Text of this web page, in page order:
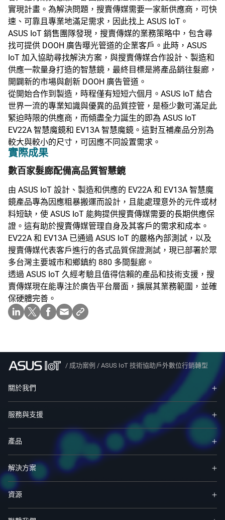
實現計畫。為解決問題，搜賣傳媒需要一家新供應商，可快
速、可靠且專業地滿足需求，因此找上 ASUS IoT。
ASUS IoT 銷售團隊發現，搜賣傳媒的業務策略中，包含尋
找可提供 DOOH 廣告曝光管道的企業客戶。此時，ASUS
IoT 加入協助尋找解決方案，與搜賣傳媒合作設計、製造和
供應一款量身打造的智慧鏡，最終目標是將產品銷往髮廊，
開闢新的市場與創新 DOOH 廣告管道。
從開始合作到製造，時程僅有短短六個月。ASUS IoT 結合
世界一流的專業知識與優異的品質控管，是極少數可滿足此
緊迫時限的供應商，而傾盡全力誕生的即為 ASUS IoT
EV22A 智慧魔鏡和 EV13A 智慧魔鏡。這對互補產品分別為
較大與較小的尺寸，可因應不同設置需求。
實際成果
數百家髮廊配備高品質智慧鏡
由 ASUS IoT 設計、製造和供應的 EV22A 和 EV13A 智慧魔
鏡產品專為因應粗暴搬運而設計，且能處理意外的元件或材
料短缺，使 ASUS IoT 能夠提供搜賣傳媒需要的長期供應保
證。這有助於搜賣傳媒管理自身及其客戶的需求和成本。
EV22A 和 EV13A 已通過 ASUS IoT 的嚴格內部測試，以及
搜賣傳媒代表客戶進行的各式品質保證測試，現已部署於眾
多台灣主要城市和鄉鎮約 880 多間髮廊。
透過 ASUS IoT 久經考驗且值得信賴的產品和技術支援，搜
賣傳媒現在能專注於廣告平台層面，擴展其業務範圍，並確
保硬體完善。
/ 成功案例 / ASUS IoT 技術協助戶外數位行銷轉型
關於我們
服務與支援
產品
解決方案
資源